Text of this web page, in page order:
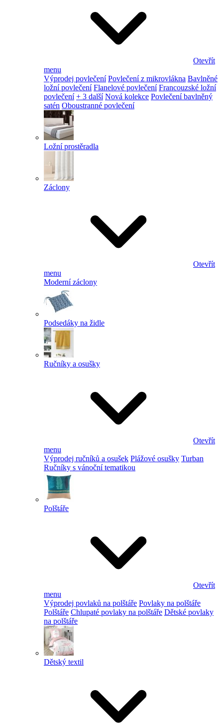
Otevřít
menu
Výprodej povlečení Povlečení z mikrovlákna Bavlněné
ložní povlečení Flanelové povlečení Francouzské ložní
povlečení + 3 další Nová kolekce Povlečení bavlněný
satén Oboustranné povlečení
Ložní prostěradla
Záclony
Otevřít
menu
Moderní záclony
Podsedáky na židle
Ručníky a osušky
Otevřít
menu
Výprodej ručníků a osušek Plážové osušky Turban
Ručníky s vánoční tematikou
Polštáře
Otevřít
menu
Výprodej povlaků na polštáře Povlaky na polštáře
Polštáře Chlupaté povlaky na polštáře Dětské povlaky
na polštáře
Dětský textil